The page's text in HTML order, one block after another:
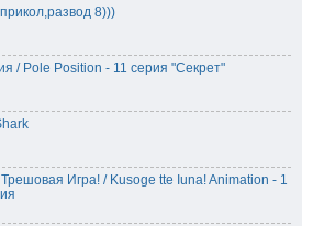
8)))
/ Pole Position - 11 серия "Секрет"
Игра! / Kusoge tte Iuna! Animation - 1